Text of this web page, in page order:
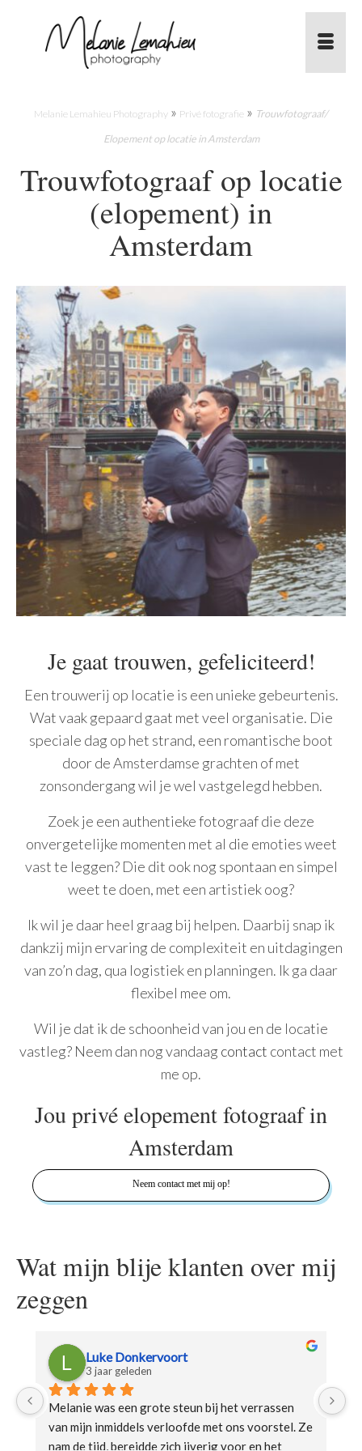
Melanie Lemahieu Photography » Privé fotografie » Trouwfotograaf/
Elopement op locatie in Amsterdam
Trouwfotograaf op locatie
(elopement) in
Amsterdam
Je gaat trouwen, gefeliciteerd!
Een trouwerij op locatie is een unieke gebeurtenis.
Wat vaak gepaard gaat met veel organisatie. Die
speciale dag op het strand, een romantische boot
door de Amsterdamse grachten of met
zonsondergang wil je wel vastgelegd hebben.
Zoek je een authentieke fotograaf die deze
onvergetelijke momenten met al die emoties weet
vast te leggen? Die dit ook nog spontaan en simpel
weet te doen, met een artistiek oog?
Ik wil je daar heel graag bij helpen. Daarbij snap ik
dankzij mijn ervaring de complexiteit en uitdagingen
van zo’n dag, qua logistiek en planningen. Ik ga daar
flexibel mee om.
Wil je dat ik de schoonheid van jou en de locatie
vastleg? Neem dan nog vandaag contact contact met
me op.
Jou privé elopement fotograaf in
Amsterdam
Neem contact met mij op!
Wat mijn blije klanten over mij
zeggen
Puja Patel
3 jaar geleden
Onze eerste fotoshootervaring is echt een
droom geworden
jullie waren allebei aardig,
grappig en maakten de fotoshoot natuurlijk en